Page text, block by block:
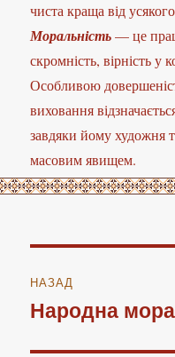
чиста краща від
Моральність— це
скромність, вірність
Особливою
виховання
завдяки йому художня
масовим явищем.
записів
НАЗАД
Попередній
Народна